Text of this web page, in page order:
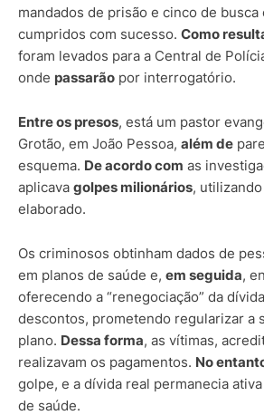
mandados de prisão e cinco de busca
cumpridos com sucesso. Como
foram levados para a Central de
onde passarão por interrogatório.
Entre os presos, está um pastor
Grotão, em João Pessoa, além de
esquema. De acordo com as
aplicava golpes milionários,
elaborado.
Os criminosos obtinham dados de
em planos de saúde e, em seguida,
oferecendo a “renegociação” da
descontos, prometendo regularizar a
plano. Dessa forma, as vítimas,
realizavam os pagamentos. No
golpe, e a dívida real permanecia
de saúde.